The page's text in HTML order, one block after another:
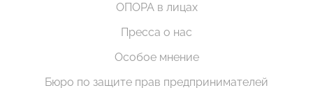
ОПОРА в лицах
Пресса о нас
Особое мнение
Бюро по защите прав предпринимателей